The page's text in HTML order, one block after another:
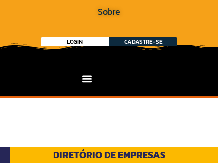
Sobre
LOGIN CADASTRE-SE
DIRETÓRIO DE EMPRESAS